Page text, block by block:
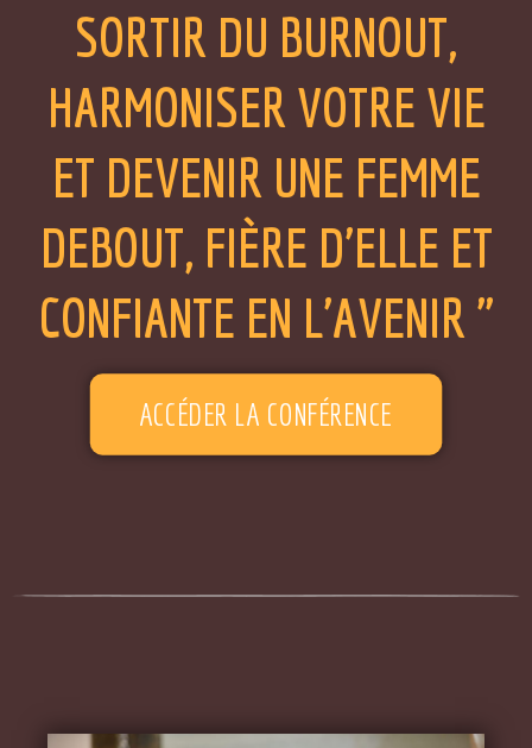
SORTIR DU BURNOUT,
HARMONISER VOTRE VIE
ET DEVENIR UNE FEMME
DEBOUT, FIÈRE D'ELLE ET
CONFIANTE EN L'AVENIR "
ACCÉDER LA CONFÉRENCE